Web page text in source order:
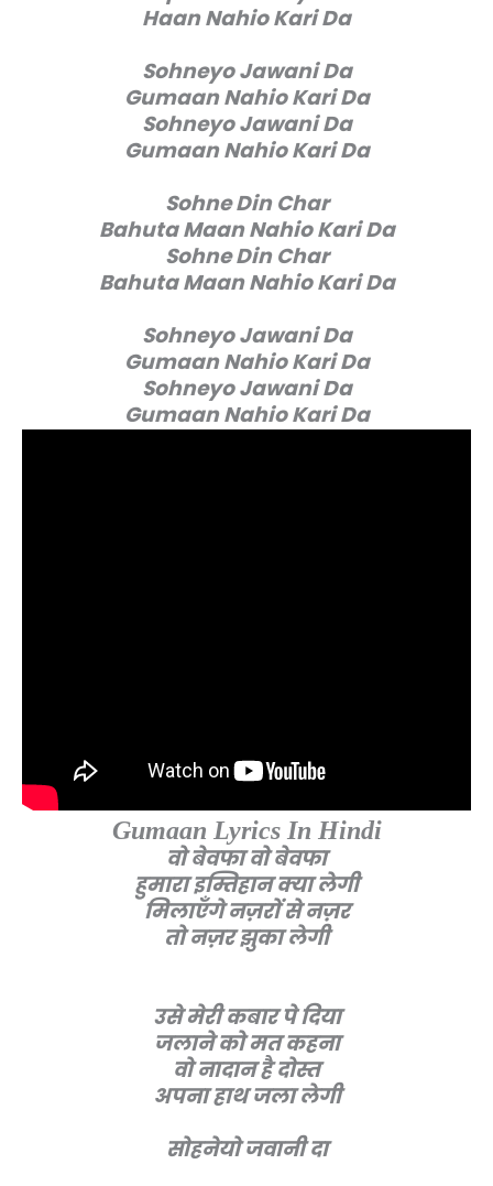
Haan Nahio Kari Da
Sohneyo Jawani Da
Gumaan Nahio Kari Da
Sohneyo Jawani Da
Gumaan Nahio Kari Da
Sohne Din Char
Bahuta Maan Nahio Kari Da
Sohne Din Char
Bahuta Maan Nahio Kari Da
Sohneyo Jawani Da
Gumaan Nahio Kari Da
Sohneyo Jawani Da
Gumaan Nahio Kari Da
Gumaan Lyrics In Hindi
वो बेवफा वो बेवफा
हुमारा इम्तिहान क्या लेगी
मिलाएँगे नज़रों से नज़र
तो नज़र झुका लेगी
उसे मेरी कबार पे दिया
जलाने को मत कहना
वो नादान है दोस्त
अपना हाथ जला लेगी
सोहनेयो जवानी दा